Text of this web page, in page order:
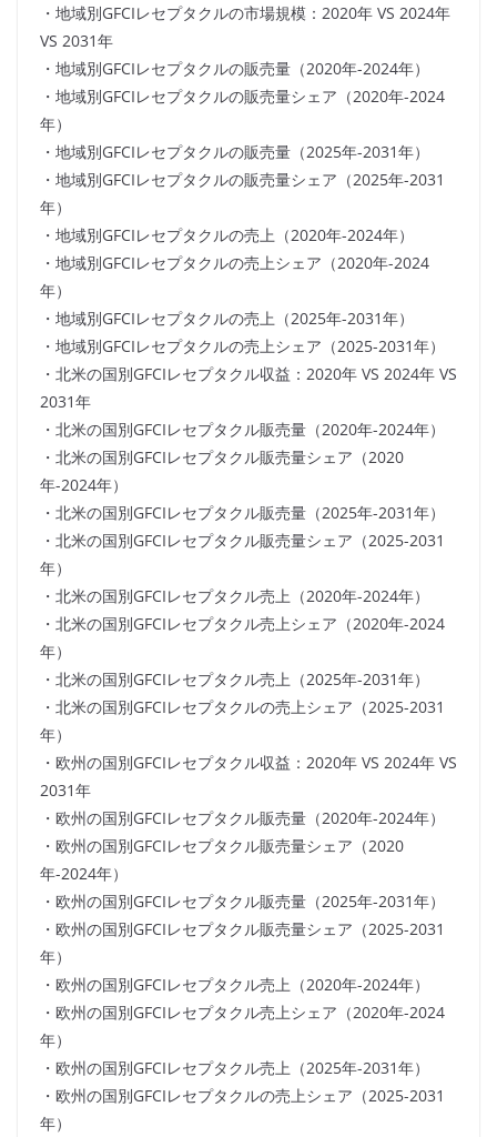
・地域別GFCIレセプタクルの市場規模：2020年 VS 2024年
VS 2031年
・地域別GFCIレセプタクルの販売量（2020年-2024年）
・地域別GFCIレセプタクルの販売量シェア（2020年-2024
年）
・地域別GFCIレセプタクルの販売量（2025年-2031年）
・地域別GFCIレセプタクルの販売量シェア（2025年-2031
年）
・地域別GFCIレセプタクルの売上（2020年-2024年）
・地域別GFCIレセプタクルの売上シェア（2020年-2024
年）
・地域別GFCIレセプタクルの売上（2025年-2031年）
・地域別GFCIレセプタクルの売上シェア（2025-2031年）
・北米の国別GFCIレセプタクル収益：2020年 VS 2024年 VS
2031年
・北米の国別GFCIレセプタクル販売量（2020年-2024年）
・北米の国別GFCIレセプタクル販売量シェア（2020
年-2024年）
・北米の国別GFCIレセプタクル販売量（2025年-2031年）
・北米の国別GFCIレセプタクル販売量シェア（2025-2031
年）
・北米の国別GFCIレセプタクル売上（2020年-2024年）
・北米の国別GFCIレセプタクル売上シェア（2020年-2024
年）
・北米の国別GFCIレセプタクル売上（2025年-2031年）
・北米の国別GFCIレセプタクルの売上シェア（2025-2031
年）
・欧州の国別GFCIレセプタクル収益：2020年 VS 2024年 VS
2031年
・欧州の国別GFCIレセプタクル販売量（2020年-2024年）
・欧州の国別GFCIレセプタクル販売量シェア（2020
年-2024年）
・欧州の国別GFCIレセプタクル販売量（2025年-2031年）
・欧州の国別GFCIレセプタクル販売量シェア（2025-2031
年）
・欧州の国別GFCIレセプタクル売上（2020年-2024年）
・欧州の国別GFCIレセプタクル売上シェア（2020年-2024
年）
・欧州の国別GFCIレセプタクル売上（2025年-2031年）
・欧州の国別GFCIレセプタクルの売上シェア（2025-2031
年）